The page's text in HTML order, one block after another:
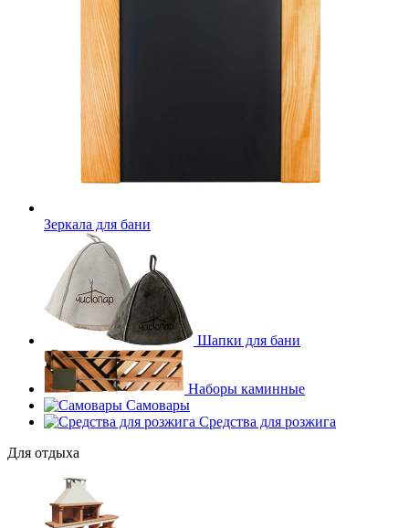
Зеркала для бани
Шапки для бани
Наборы каминные
Самовары
Средства для розжига
Для отдыха